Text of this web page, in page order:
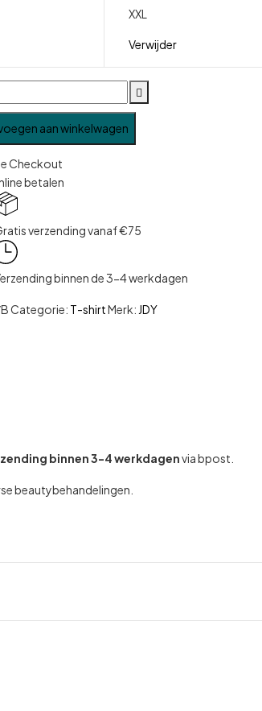
XXL
Verwijder
aan winkelwagen
betalen
verzending vanaf €75
binnen de 3-4 werkdagen
Categorie: T-shirtMerk: JDY
binnen 3-4 werkdagenvia bpost.
beautybehandelingen.